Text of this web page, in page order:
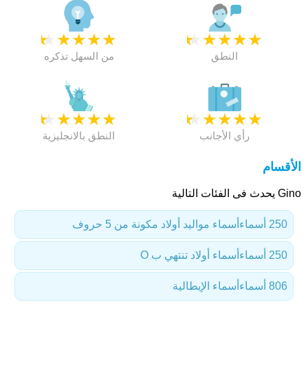
★
★
★
★
★
من السهل تذكره
★
★
★
★
★
النطق
★
★
★
★
★
النطق بالانجليزية
★
★
★
★
★
رأي الأجانب
الأقسام
Gino يحدث فى الفئات التالية
أسماء مواليد أولاد مكونة من 5 حروف 250 أسماء
أسماء أولاد تنتهي ب O 250 أسماء
أسماء الإيطالية 806 أسماء